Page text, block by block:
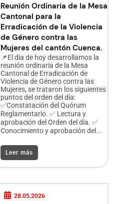
Reunión Ordinaria de la Mesa
Cantonal para la
Erradicación de la Violencia
de Género contra las
Mujeres del cantón Cuenca.
📌El día de hoy desarrollamos la
reunión ordinaria de la Mesa
Cantonal de Erradicación de
Violencia de Género contra las
Mujeres, se trataron los siguientes
puntos del orden del día:
✅Constatación del Quórum
Reglamentario. ✅ Lectura y
aprobación del Orden del día. ✅
Conocimiento y aprobación del...
Leer más
28.05.2026